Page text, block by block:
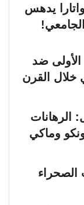
يدهس
ضد
خلال القرن
الرهانات
وماكي
الصحراء